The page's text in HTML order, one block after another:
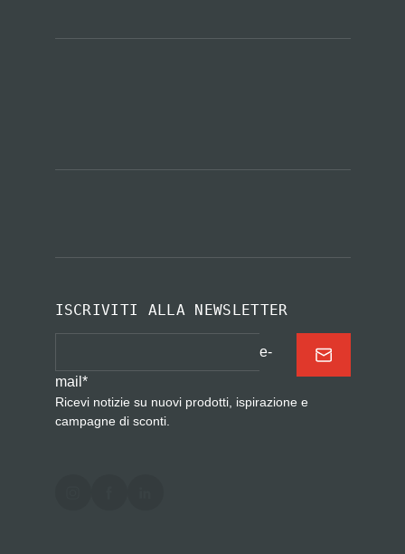
ISCRIVITI ALLA NEWSLETTER
e-
mail *
Ricevi notizie su nuovi prodotti, ispirazione e
campagne di sconti.